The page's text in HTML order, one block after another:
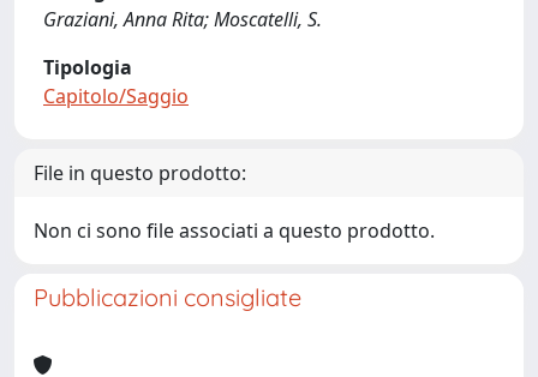
Graziani, Anna Rita; Moscatelli, S.
Tipologia
Capitolo/Saggio
File in questo prodotto:
Non ci sono file associati a questo prodotto.
Pubblicazioni consigliate